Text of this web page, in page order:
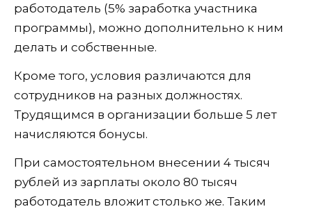
работодатель (5% заработка участника
программы), можно дополнительно к ним
делать и собственные.
Кроме того, условия различаются для
сотрудников на разных должностях.
Трудящимся в организации больше 5 лет
начисляются бонусы.
При самостоятельном внесении 4 тысяч
рублей из зарплаты около 80 тысяч
работодатель вложит столько же. Таким